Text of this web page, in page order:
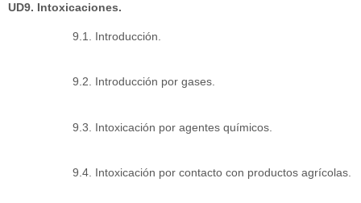
UD9. Intoxicaciones.
9.1. Introducción.
9.2. Introducción por gases.
9.3. Intoxicación por agentes químicos.
9.4. Intoxicación por contacto con productos agrícolas.